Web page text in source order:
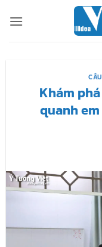
qua
Khám
quanh